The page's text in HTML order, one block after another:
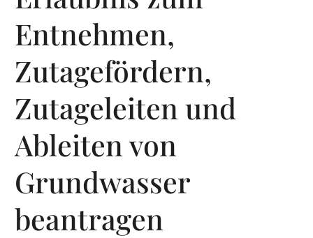
Entnehmen,
Zutagefördern,
Zutageleiten und
Ableiten von
Grundwasser
beantragen